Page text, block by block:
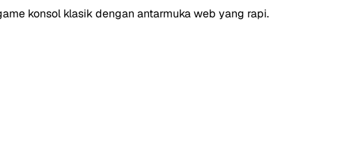
konsol klasik dengan antarmuka web yang rapi.